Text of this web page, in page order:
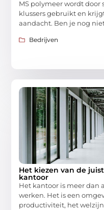
MS polymeer wordt door
klussers gebruikt en
aandacht. Ben je nog
Bedrijven
Het kiezen van de
kantoor
Het kantoor is meer dan
werken. Het is een
productiviteit, het